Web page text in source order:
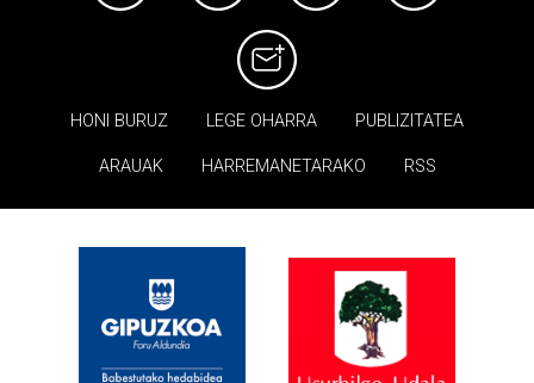
HONI BURUZ LEGE OHARRA PUBLIZITATEA
ARAUAK HARREMANETARAKO RSS